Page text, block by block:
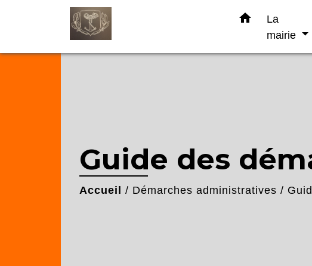
home
La
mairie
Guide des
Accueil / Démarches administratives /